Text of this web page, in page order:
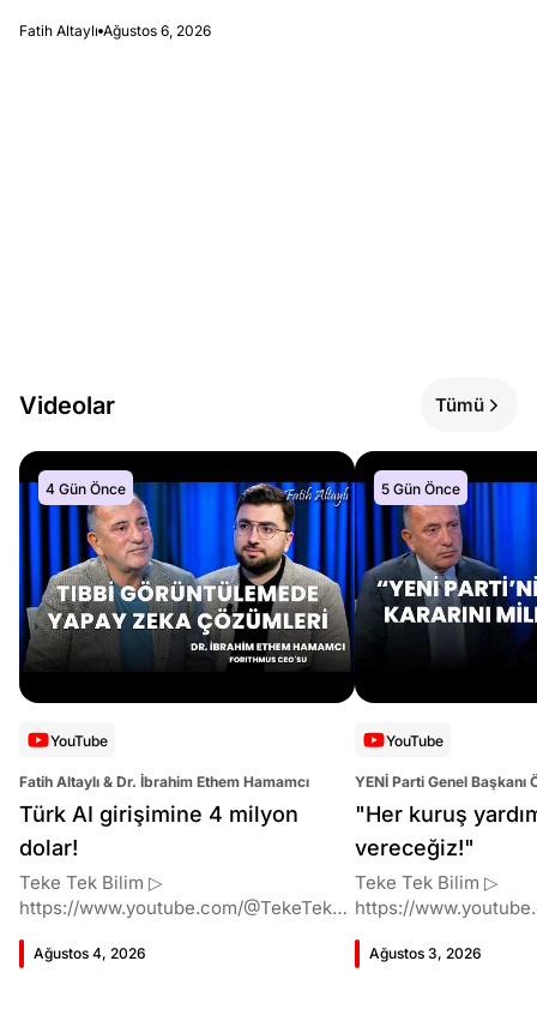
Fatih Altaylı Ağustos 6, 2026
Videolar Tümü
4 Gün Önce
YouTube
Fatih Altaylı & Dr. İbrahim Ethem Hamamcı
Türk AI girişimine 4 milyon
dolar!
Teke Tek Bilim ▷
https://www.youtube.com/@TekeTekBil
Hamamcı kimdir ve akademik
Ağustos 4, 2026
5 Gün Önce
YouTube
YENİ Parti Genel Başkanı
Altaylı
"Her kuruş
vereceğiz!"
Teke Tek Bilim ▷
https://
Butlan kararı kimin
Ağustos 3, 2026